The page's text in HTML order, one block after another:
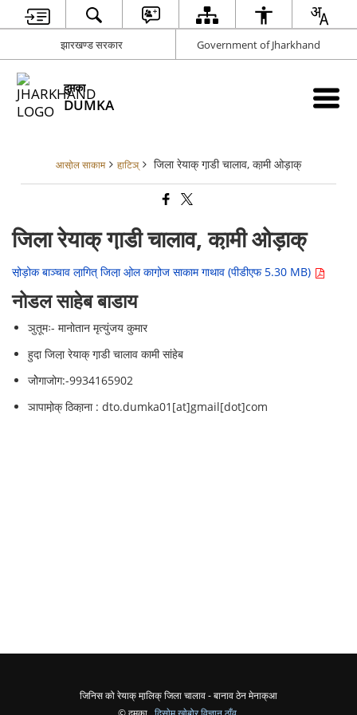
झारखण्ड सरकार Government of Jharkhand
दुमका
DUMKA
आसो़ल साकाम हा़टिञ् जिला रेयाक् गा़डी चालाव, का़मी ओड़ाक्
जिला रेयाक् गा़डी चालाव, का़मी ओड़ाक्
सो़ड़ोक बाञ्चाव ला़गित् जिला़ ओ़ल कागो़ज साकाम गाथाव (पीडीएफ 5.30 MB)
नोडल साहेब बाडाय
ञुतूमः- मानोतान मृत्युंजय कुमार
हुदा़ जिला़ रेयाक् गा़डी चालाव कामी सांहेब
जोेगाजोग:-9934165902
ञापामो़क् ठिका़ना : dto.dumka01[at]gmail[dot]com
जिनिस को रेयाक् मा़लिक् जिला चालाव - बानाव ठेन मेनाक्आ